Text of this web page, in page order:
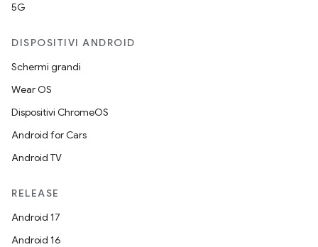
5G
DISPOSITIVI ANDROID
Schermi grandi
Wear OS
Dispositivi ChromeOS
Android for Cars
Android TV
RELEASE
Android 17
Android 16